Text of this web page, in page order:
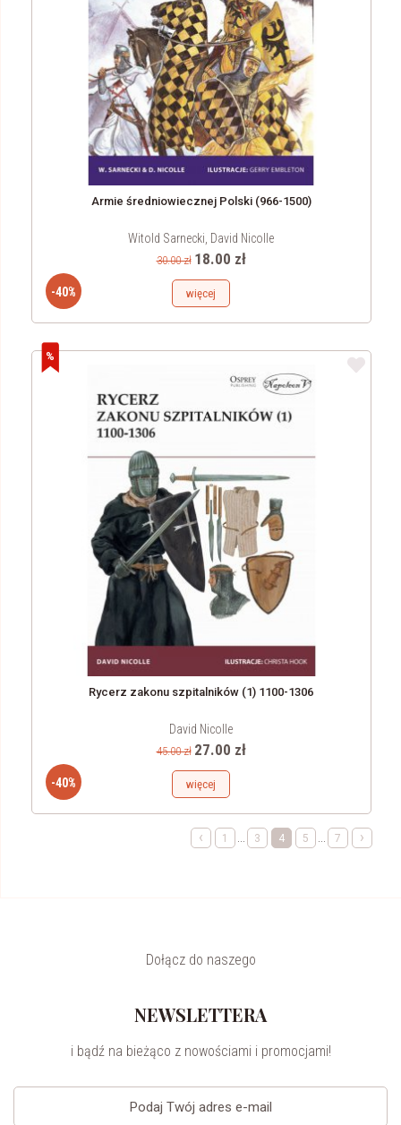
-40%
Armie średniowiecznej Polski (966-1500)
Witold Sarnecki, David Nicolle
30.00 zł 18.00 zł
więcej
-40%
Rycerz zakonu szpitalników (1) 1100-1306
David Nicolle
45.00 zł 27.00 zł
więcej
‹ 1 ... 3 4 5 ... 7 ›
Dołącz do naszego
NEWSLETTERA
i bądź na bieżąco z nowościami i promocjami!